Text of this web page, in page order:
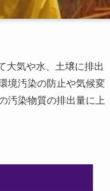
大気や水、土壌に排出
境汚染の防止や気候変
汚染物質の排出量に上